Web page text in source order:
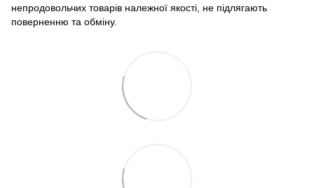
непродовольчих товарів належної якості, не підлягають
поверненню та обміну.